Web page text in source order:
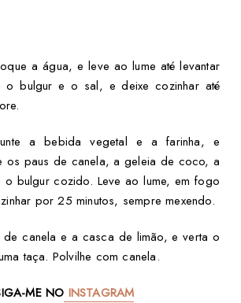
a água, e leve ao lume até levantar
o bulgur e o sal, e deixe cozinhar até
a bebida vegetal e a farinha, e
os paus de canela, a geleia de coco, a
bulgur cozido. Leve ao lume, em fogo
por 25 minutos, sempre mexendo.
de canela e a casca de limão, e verta o
taça. Polvilhe com canela.
ME NO INSTAGRAM